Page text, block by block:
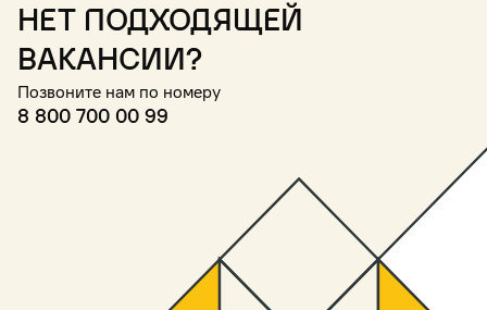
Нет подходящей
вакансии?
Позвоните нам по номеру
8 800 700 00 99